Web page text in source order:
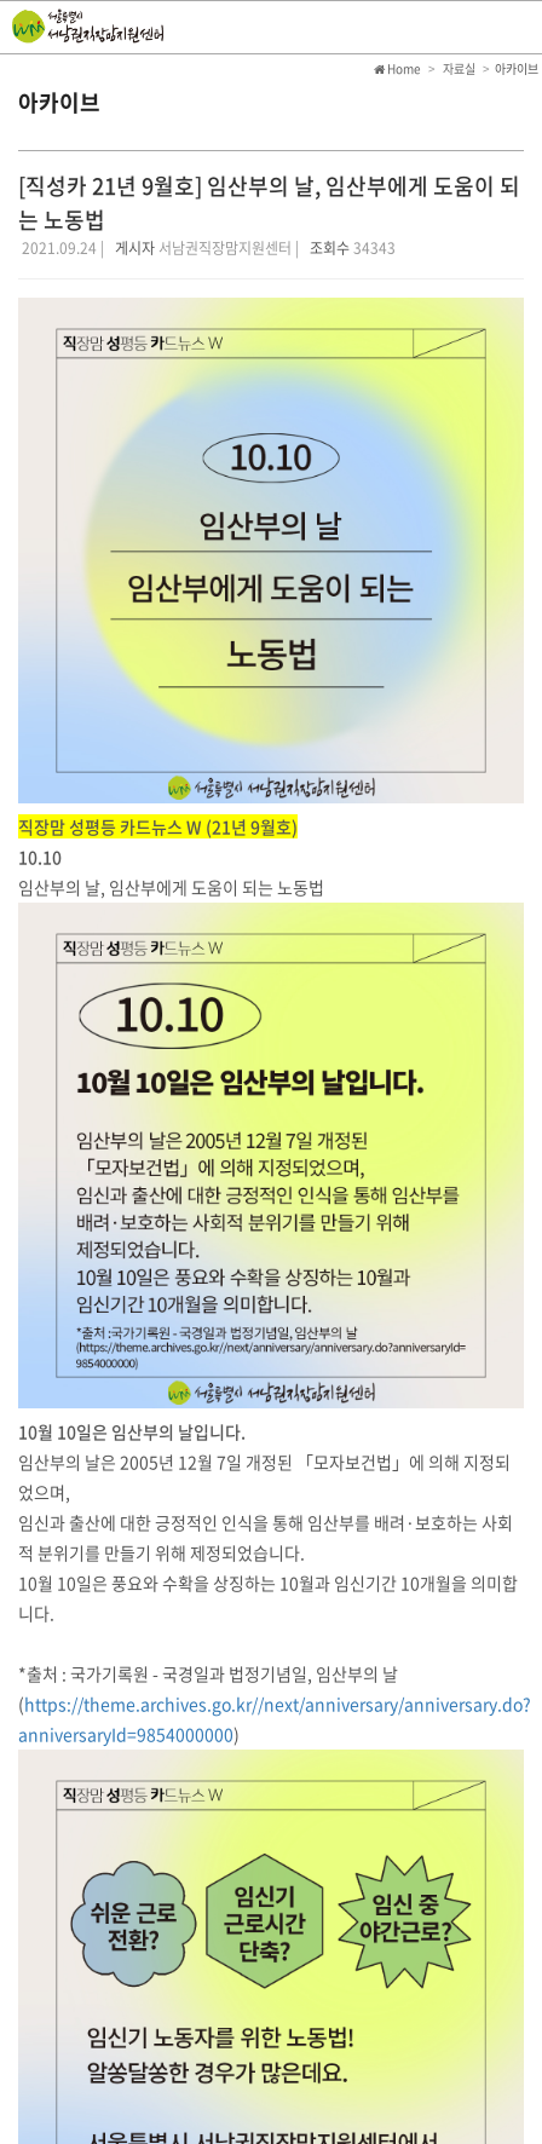
아카이브
Home 자료실 아카이브
[직성카 21년 9월호] 임산부의 날, 임산부에게 도움이 되
는 노동법
2021.09.24 | 게시자 서남권직장맘지원센터 | 조회수34343
직장맘 성평등 카드뉴스 W (21년 9월호)
10.10
임산부의 날, 임산부에게 도움이 되는 노동법
10월 10일은 임산부의 날입니다.
임산부의 날은 2005년 12월 7일 개정된 「모자보건법」에 의해 지정되
었으며,
임신과 출산에 대한 긍정적인 인식을 통해 임산부를 배려·보호하는 사회
적 분위기를 만들기 위해 제정되었습니다.
10월 10일은 풍요와 수확을 상징하는 10월과 임신기간 10개월을 의미합
니다.
*출처 : 국가기록원 - 국경일과 법정기념일, 임산부의 날
(https://theme.archives.go.kr//next/anniversary/anniversary.do?
anniversaryId=9854000000)